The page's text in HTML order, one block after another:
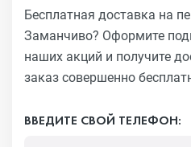
Бесплатная доставка на
Заманчиво? Оформите
наших акций и получите
заказ совершенно
ВВЕДИТЕ СВОЙ ТЕЛЕФОН: